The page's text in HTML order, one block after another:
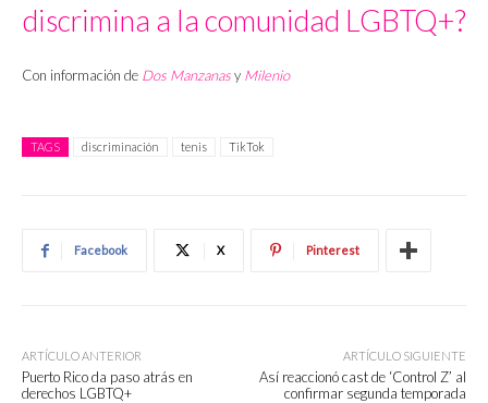
discrimina a la comunidad LGBTQ+?
Con información de Dos Manzanasy Milenio
TAGS discriminación tenis TikTok
Facebook X Pinterest
ARTÍCULO ANTERIOR
Puerto Rico da paso atrás en
derechos LGBTQ+
ARTÍCULO SIGUIENTE
Así reaccionó cast de ‘Control Z’ al
confirmar segunda temporada